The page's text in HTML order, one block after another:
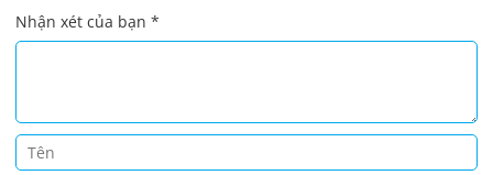
Nhận xét của bạn *